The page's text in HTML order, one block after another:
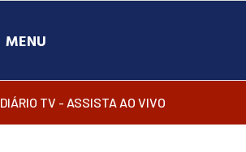
DIÁRIO TV - ASSISTA AO VIVO